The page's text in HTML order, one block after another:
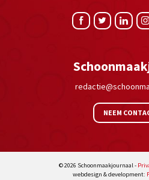
NEEM
© 2026 Schoonmaakjournaal -
webdesign & development: